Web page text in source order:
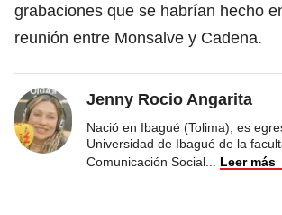
grabaciones que se habrían hecho
reunión entre Monsalve y Cadena.
Jenny Rocio Angarita
Nació en Ibagué (Tolima), es
Universidad de Ibagué de la
Comunicación Social
Leer más